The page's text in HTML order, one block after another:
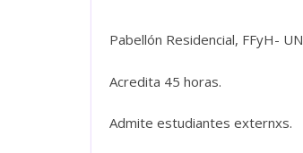
Pabellón Residencial, FFyH-
Acredita 45 horas.
Admite estudiantes externxs.